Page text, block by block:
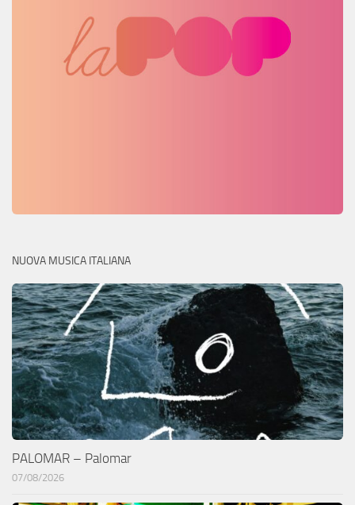
NUOVA MUSICA ITALIANA
PALOMAR – Palomar
07/08/2026